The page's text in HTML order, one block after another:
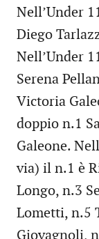
Nell’Under
Diego
Nell’Under
Serena
Victoria
doppio n.1
Galeone.
via) il n.1 è
Longo, n.3
Lometti, n.5